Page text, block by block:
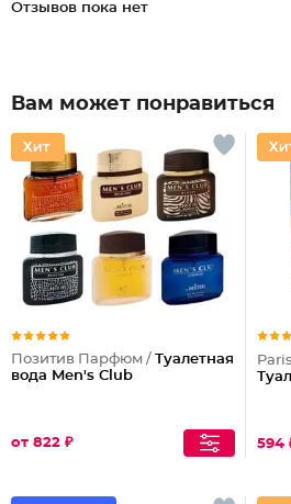
Отзывов пока нет
Вам может понравиться
Позитив Парфюм /
Туалетная
вода Men's Club
от 822 ₽ 594